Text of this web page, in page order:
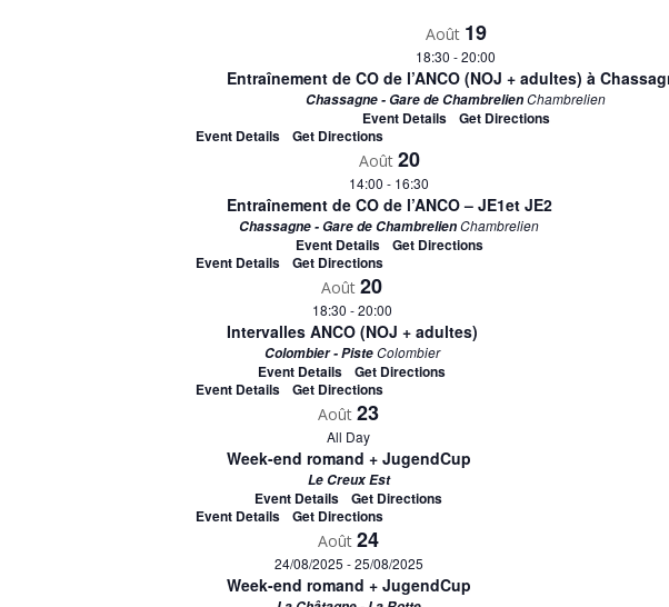
Août 19
18:30-20:00
Entraînement de CO de l’ANCO (NOJ + adultes) à
Chassagne - Gare de ChambrelienChambrelien
Event Details
Get Directions
Event Details
Get Directions
Août 20
14:00- 16:30
Entraînement de CO de l’ANCO – JE1et JE2
Chassagne - Gare de ChambrelienChambrelien
Event Details
Get Directions
Event Details
Get Directions
Août20
18:30 -20:00
Intervalles ANCO (NOJ + adultes)
Colombier - PisteColombier
Event Details
Get Directions
Event Details
Get Directions
Août23
All Day
Week-end romand + JugendCup
Le Creux Est
Event Details
Get Directions
Event Details
Get Directions
Août24
24/08/2025 -25/08/2025
Week-end romand + JugendCup